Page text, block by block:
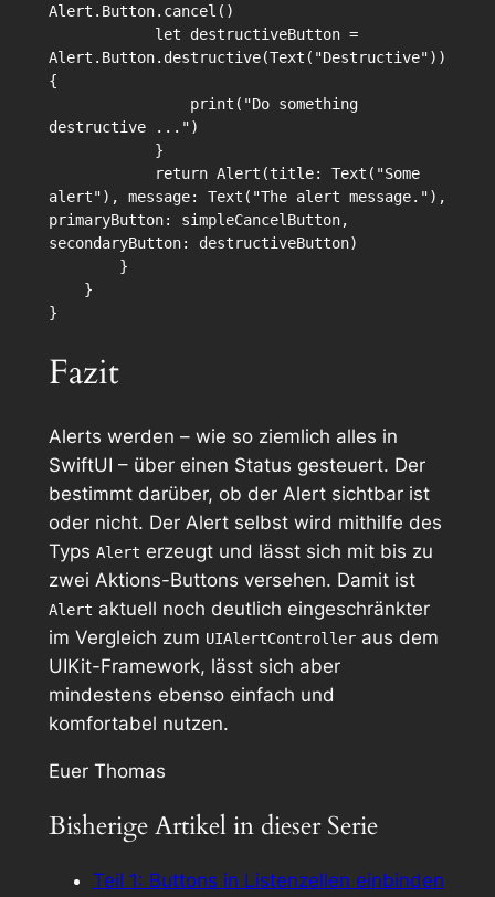
Alert.Button.cancel()
Alert.Button.destructive(Text("Destructive"))
{
destructive ...")
alert"), message: Text("The alert message."),
primaryButton: simpleCancelButton,
secondaryButton: destructiveButton)
Fazit
Alerts werden – wie so ziemlich alles in
SwiftUI – über einen Status gesteuert. Der
bestimmt darüber, ob der Alert sichtbar ist
oder nicht. Der Alert selbst wird mithilfe des
Typs Alert erzeugt und lässt sich mit bis zu
zwei Aktions-Buttons versehen. Damit ist
Alert aktuell noch deutlich eingeschränkter
im Vergleich zum UIAlertControlleraus dem
UIKit-Framework, lässt sich aber
mindestens ebenso einfach und
komfortabel nutzen.
Euer Thomas
Bisherige Artikel in dieser Serie
Teil 1: Buttons in Listenzellen einbinden